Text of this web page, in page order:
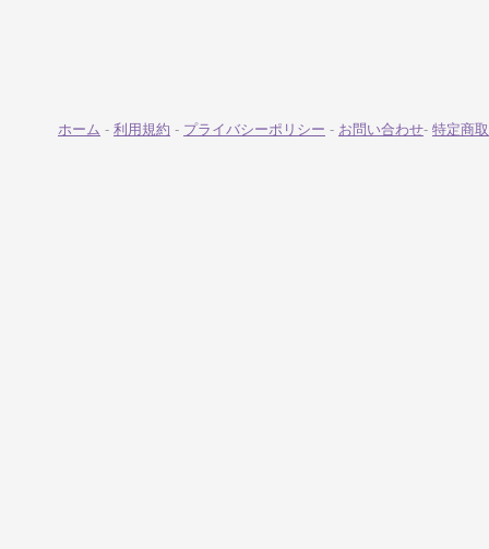
ホーム - 利用規約 - プライバシーポリシー - お問い合わせ- 特定商